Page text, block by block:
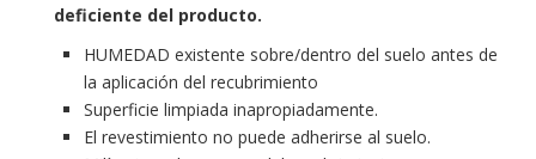
deficiente del producto.
HUMEDAD existente sobre/dentro del suelo antes de
la aplicación del recubrimiento
Superficie limpiada inapropiadamente.
El revestimiento no puede adherirse al suelo.